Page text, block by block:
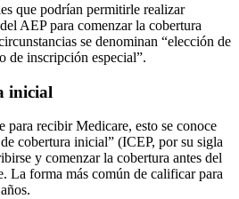
que podrían permitirle realizar
AEP para comenzar la cobertura
se denominan “elección de
de inscripción especial”.
inicial
para recibir Medicare, esto se conoce
cobertura inicial” (ICEP, por su sigla
y comenzar la cobertura antes del
La forma más común de calificar para